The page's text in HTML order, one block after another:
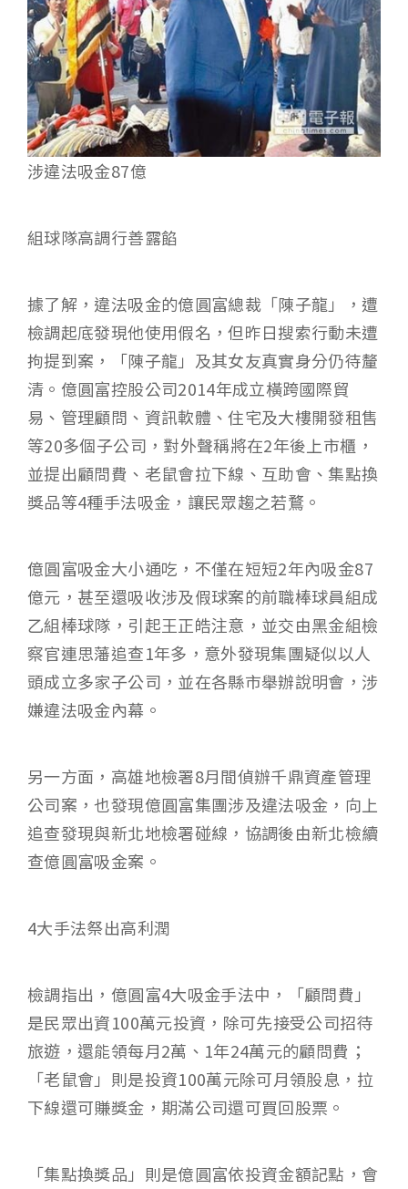
涉違法吸金87億
組球隊高調行善露餡
據了解，違法吸金的億圓富總裁「陳子龍」，遭
檢調起底發現他使用假名，但昨日搜索行動未遭
拘提到案，「陳子龍」及其女友真實身分仍待釐
清。億圓富控股公司2014年成立橫跨國際貿
易、管理顧問、資訊軟體、住宅及大樓開發租售
等20多個子公司，對外聲稱將在2年後上市櫃，
並提出顧問費、老鼠會拉下線、互助會、集點換
獎品等4種手法吸金，讓民眾趨之若鶩。
億圓富吸金大小通吃，不僅在短短2年內吸金87
億元，甚至還吸收涉及假球案的前職棒球員組成
乙組棒球隊，引起王正皓注意，並交由黑金組檢
察官連思藩追查1年多，意外發現集團疑似以人
頭成立多家子公司，並在各縣市舉辦說明會，涉
嫌違法吸金內幕。
另一方面，高雄地檢署8月間偵辦千鼎資產管理
公司案，也發現億圓富集團涉及違法吸金，向上
追查發現與新北地檢署碰線，協調後由新北檢續
查億圓富吸金案。
4大手法祭出高利潤
檢調指出，億圓富4大吸金手法中，「顧問費」
是民眾出資100萬元投資，除可先接受公司招待
旅遊，還能領每月2萬、1年24萬元的顧問費；
「老鼠會」則是投資100萬元除可月領股息，拉
下線還可賺獎金，期滿公司還可買回股票。
「集點換獎品」則是億圓富依投資金額記點，會